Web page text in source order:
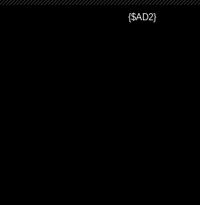
{$AD2}